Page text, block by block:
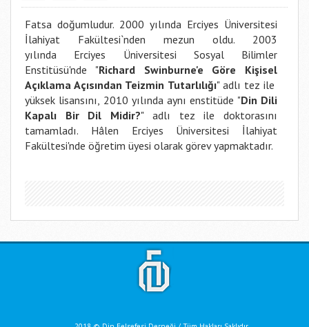
Fatsa doğumludur. 2000 yılında Erciyes Üniversitesi
İlahiyat Fakültesi`nden mezun oldu. 2003
yılında Erciyes Üniversitesi Sosyal Bilimler
Enstitüsü'nde "Richard Swinburne'e Göre Kişisel
Açıklama Açısından Teizmin Tutarlılığı" adlı tez ile
yüksek lisansını, 2010 yılında aynı enstitüde "Din Dili
Kapalı Bir Dil Midir?" adlı tez ile doktorasını
tamamladı. Hâlen Erciyes Üniversitesi İlahiyat
Fakültesi'nde öğretim üyesi olarak görev yapmaktadır.